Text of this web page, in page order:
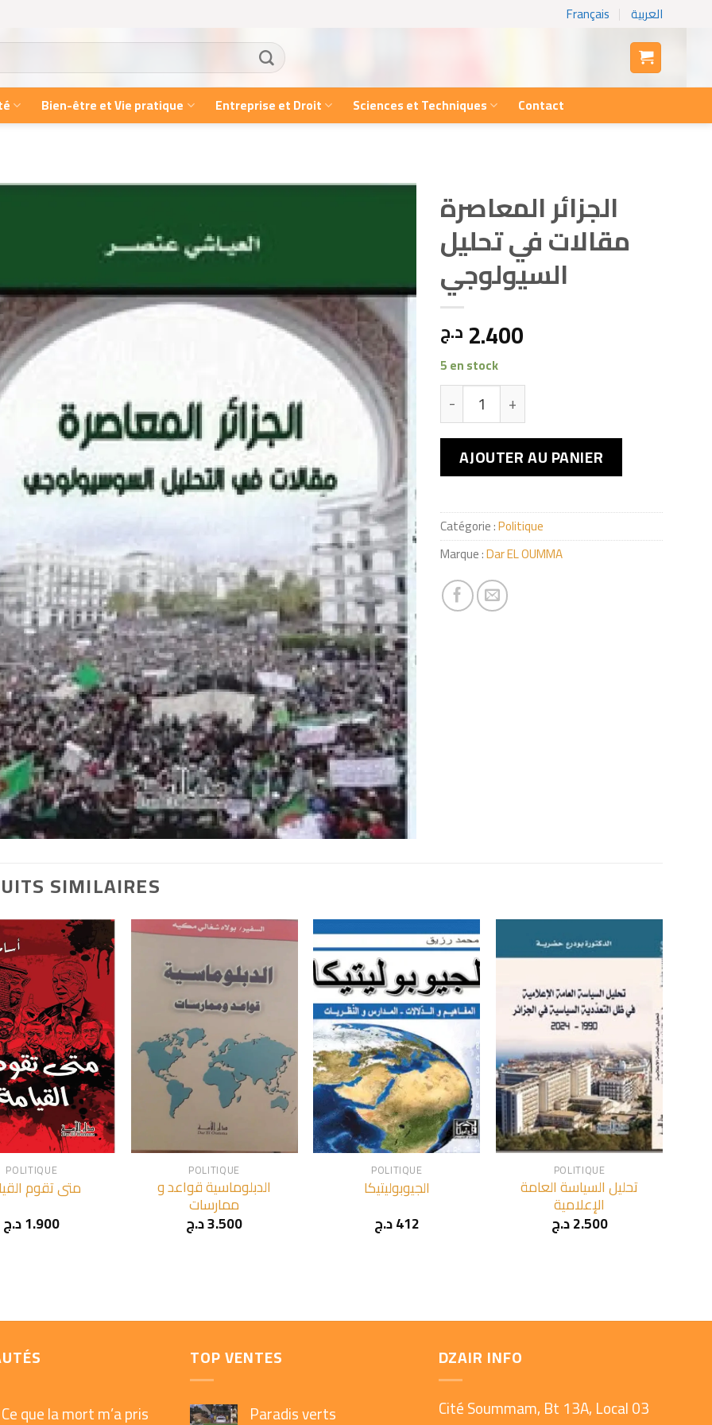
Français العربية
Bien-être et Vie pratique Entreprise et Droit Sciences et Techniques Contact
الجزائر المعاصرة
مقالات في تحليل
السيولوجي
2.400 د.ج
5 en stock
AJOUTER AU PANIER
Catégorie :Politique
Marque :Dar EL OUMMA
SIMILAIRES
POLITIQUE
متى تقوم
1.900د.ج
POLITIQUE
الدبلوماسية قواعد و
ممارسات
3.500د.ج
+
POLITIQUE
الجيوبوليتيكا
412د.ج
+
POLITIQUE
تحليل السياسة العامة
الإعلامية
2.500د.ج
Ce que la mort m’a pris
TOP VENTES
Paradis verts
DZAIR INFO
Cité Soummam, Bt 13A, Local 03